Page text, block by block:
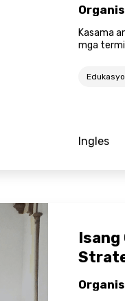
Kasama
mga
Ingles
Isang